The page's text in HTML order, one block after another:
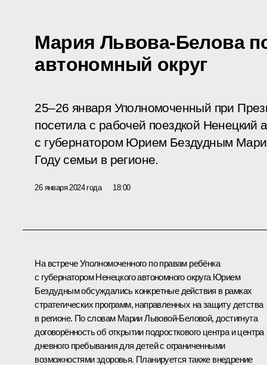
Мария Львова-Белова
автономный округ
25–26 января Уполномоченный при
посетила с рабочей поездкой Ненецкий
с губернатором Юрием Бездудным
Году семьи в регионе.
26 января 2024 года 18:00
На встрече Уполномоченного по правам ребёнка
с губернатором Ненецкого автономного округа Юрием
Бездуднымобсуждались конкретные действия в рамках
стратегических программ, направленных на защиту детства
в регионе. По словам Марии Львовой-Беловой, достигнута
договорённость об открытии подросткового центра и центра
дневного пребывания для детей с ограниченными
возможностями здоровья. Планируется также внедрение